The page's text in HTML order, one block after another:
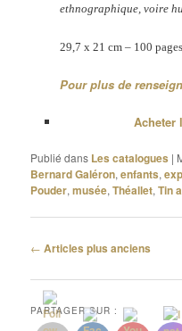
ethnographique, voire
29,7 x 21 cm – 100
Pour plus de
Acheter
Publié dans Les catalogues |
Bernard Galéron,enfants,
Pouder,musée,Théallet,Tin
Navigation
articles
← Articles plus anciens
PARTAGER SUR :